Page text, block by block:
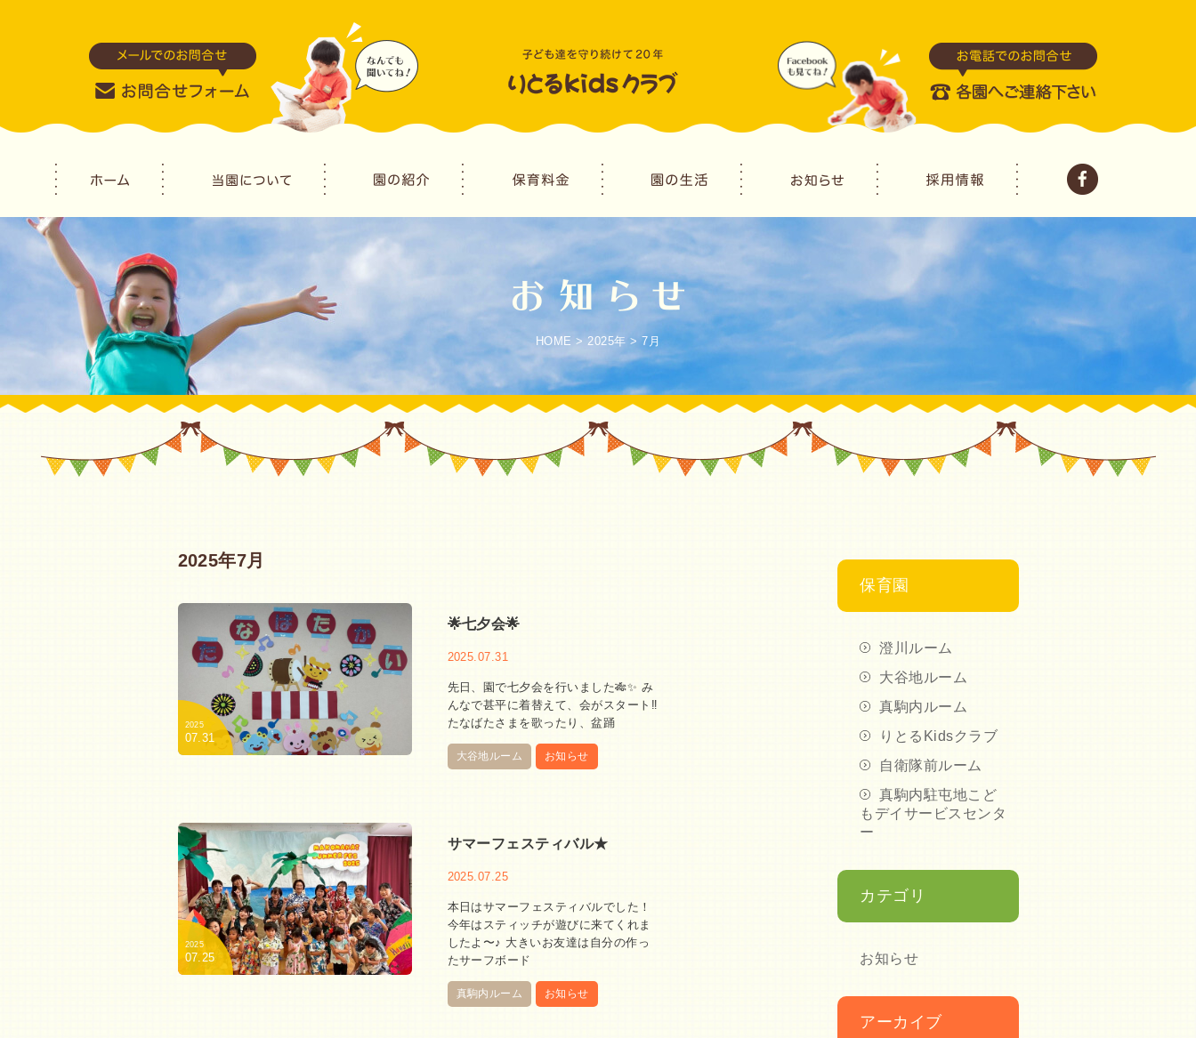
HOME >2025年 >7月
2025年7月
2025
07.31
🌟七夕会🌟
2025.07.31
先日、園で七夕会を行いました🎋✨ み
んなで甚平に着替えて、会がスタート‼︎
たなばたさまを歌ったり、盆踊
大谷地ルーム お知らせ
2025
07.25
サマーフェスティバル★
2025.07.25
本日はサマーフェスティバルでした！
今年はスティッチが遊びに来てくれま
したよ〜♪ 大きいお友達は自分の作っ
たサーフボード
真駒内ルーム お知らせ
保育園
澄川ルーム
大谷地ルーム
真駒内ルーム
りとるKidsクラブ
自衛隊前ルーム
真駒内駐屯地こど
もデイサービスセンタ
ー
カテゴリ
お知らせ
アーカイブ